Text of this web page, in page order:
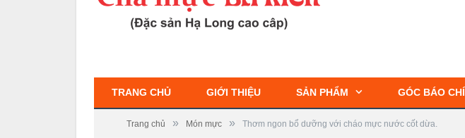
TRANG CHỦ GIỚI THIỆU SẢN PHẨM GÓC BÁO CHÍ
Trang chủ » Món mực » Thơm ngon bổ dưỡng với cháo mực nước cốt dừa.